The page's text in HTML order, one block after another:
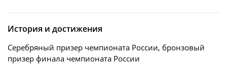
История и достижения
Серебряный призер чемпионата России, бронзовый
призер финала чемпионата России